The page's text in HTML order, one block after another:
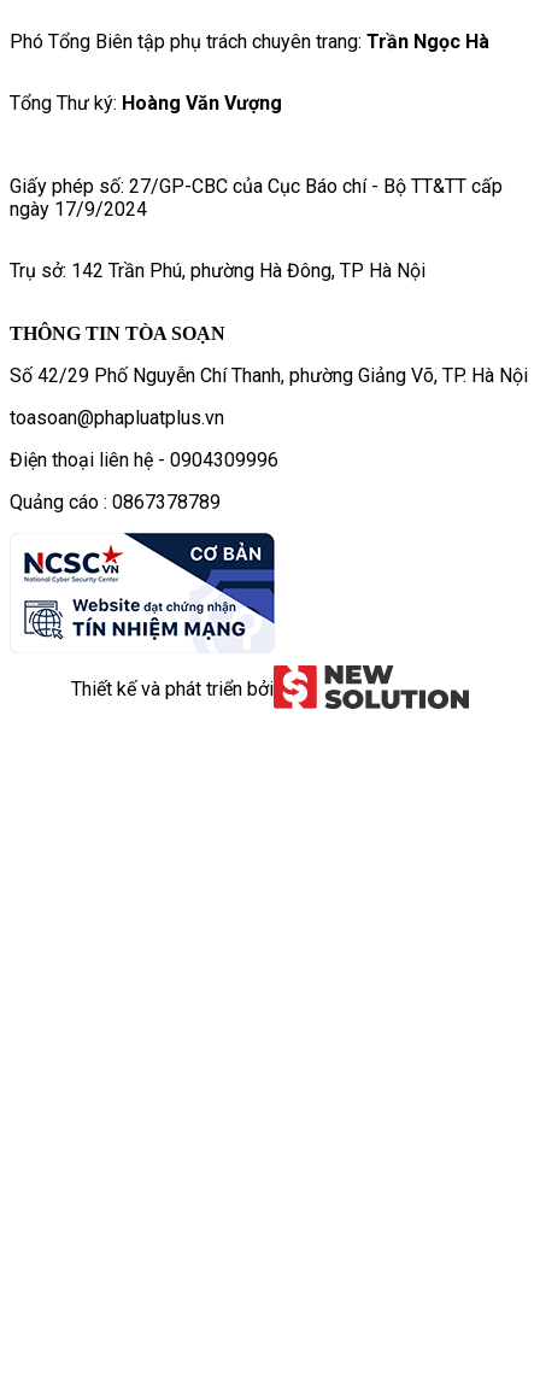
Phó Tổng Biên tập phụ trách chuyên trang: Trần Ngọc Hà
Tổng Thư ký: Hoàng Văn Vượng
Giấy phép số: 27/GP-CBC của Cục Báo chí - Bộ TT&TT cấp
ngày 17/9/2024
Trụ sở: 142 Trần Phú, phường Hà Đông, TP Hà Nội
THÔNG TIN TÒA SOẠN
Số 42/29 Phố Nguyễn Chí Thanh, phường Giảng Võ, TP. Hà Nội
toasoan@phapluatplus.vn
Điện thoại liên hệ - 0904309996
Quảng cáo : 0867378789
Thiết kế và phát triển bởi